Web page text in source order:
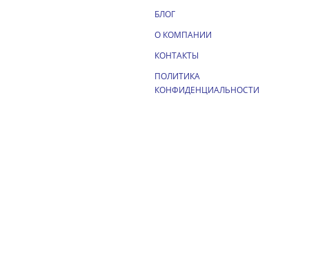
БЛОГ
О КОМПАНИИ
КОНТАКТЫ
ПОЛИТИКА
КОНФИДЕНЦИАЛЬНОСТИ